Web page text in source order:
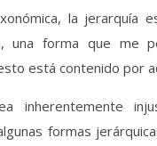
la jerarquía
una forma que me
está contenido por
inherentemente
formas